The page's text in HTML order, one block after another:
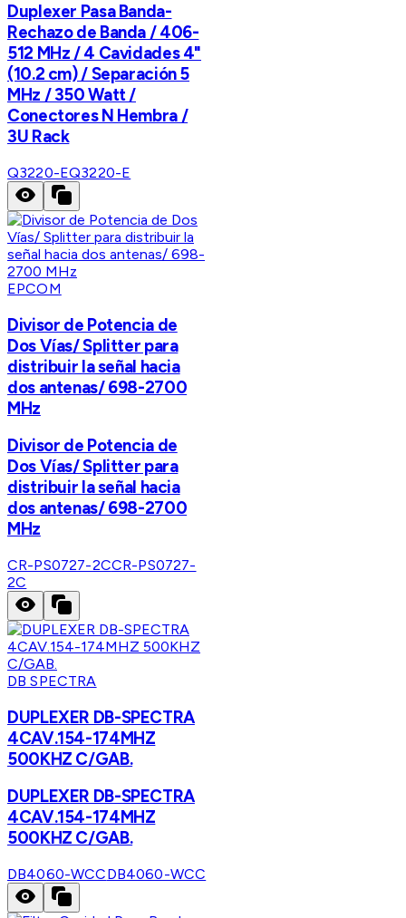
Duplexer Pasa Banda-
Rechazo de Banda / 406-
512 MHz / 4 Cavidades 4"
(10.2 cm) / Separación 5
MHz / 350 Watt /
Conectores N Hembra /
3U Rack
Q3220-EQ3220-E
EPCOM
Divisor de Potencia de
Dos Vías/ Splitter para
distribuir la señal hacia
dos antenas/ 698-2700
MHz
Divisor de Potencia de
Dos Vías/ Splitter para
distribuir la señal hacia
dos antenas/ 698-2700
MHz
CR-PS0727-2CCR-PS0727-
2C
DB SPECTRA
DUPLEXER DB-SPECTRA
4CAV.154-174MHZ
500KHZ C/GAB.
DUPLEXER DB-SPECTRA
4CAV.154-174MHZ
500KHZ C/GAB.
DB4060-WCCDB4060-WCC